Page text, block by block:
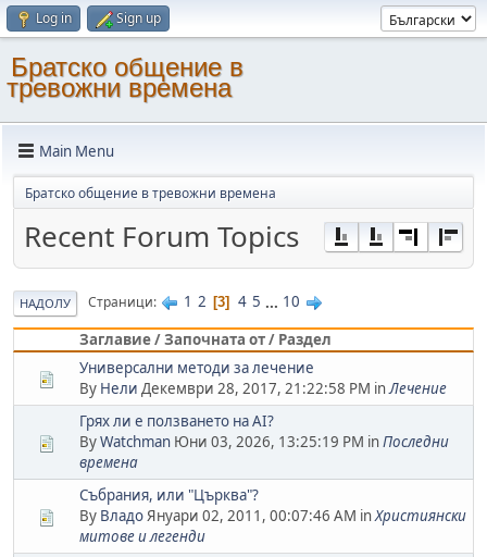
Log in Sign up
Братско общение в
тревожни времена
Main Menu
Братско общение в тревожни времена
Recent Forum Topics
НАДОЛУ Страници 1 2 3 4 5 ... 10
Заглавие / Започната от / Раздел
Универсални методи за лечение
By Нели Декември 28, 2017, 21:22:58 PM inЛечение
Грях ли е ползването на AI?
ByWatchman Юни 03, 2026, 13:25:19 PM inПоследни
времена
Събрания, или "Църква"?
By Владо Януари 02, 2011, 00:07:46 AM inХристиянски
митове и легенди